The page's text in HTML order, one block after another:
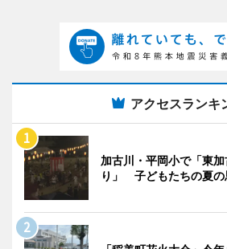
アクセスランキ
加古川・平岡小で「東
り」 子どもたちの夏の